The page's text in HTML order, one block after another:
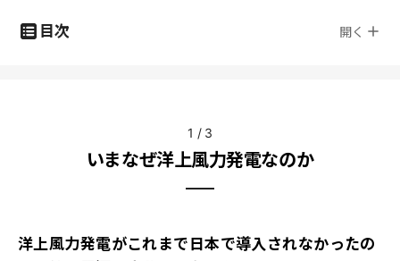
目次 開く
1 / 3
いまなぜ洋上風力発電なのか
洋上風力発電がこれまで日本で導入されなかったの